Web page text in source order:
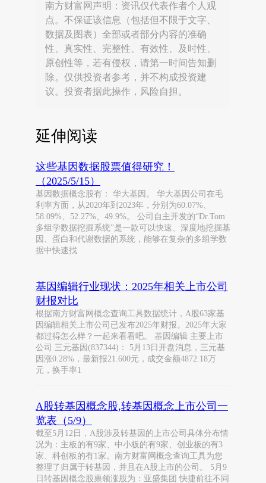
南方财富网声明：资讯仅代表作者个人观
点。不保证该信息（包括但不限于文字、
数据及图表）全部或者部分内容的准确
性、真实性、完整性、有效性、及时性、
原创性等，若有侵权，请第一时间告知删
除。仅供投资者参考，并不构成投资建
议。投资者据此操作，风险自担。
延伸阅读
这些基因数据股票值得研究！
（2025/5/15）
基因数据概念股有： 华大基因。 华大基因公司在毛
利率方面，从2020年到2023年，分别为60.07%、
58.09%、52.27%、49.9%。 公司自主开发的“Dr.Tom
多组学数据挖掘系统”是一款可以快速、深度地挖掘基
因、蛋白和代谢数据的系统，能够在复杂的多组学数
据中快速找
基因编辑行业现状：2025年相关上市公司
财报对比
根据南方财富网概念查询工具数据统计，A股63家基
因编辑相关上市公司已发布2025年财报。2025年大家
都过得怎么样？一起来看看吧。 基因编辑 主要上市
公司 三元基因(837344)： 5月13日开盘消息，三元基
因涨0.28%，最新报21.600元，成交金额4872.18万
元，换手率1
A股转基因概念股,转基因概念上市公司一
览表（5/9）
截至5月12日，A股涉及转基因的上市公司具体分布情
况为：主板的有9家、中小板的有9家、创业板的有3
家、科创板的有1家。南方财富网概念查询工具为您
整理了归属于转基因，并且在A股上市的公司。 5月9
日转基因概念股票领涨股为：亚盛集团 快捷前往不同